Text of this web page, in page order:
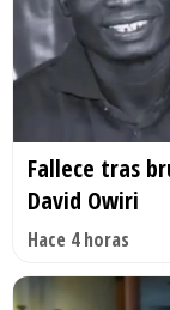
Fallece tras
David Owiri
Hace 4 horas